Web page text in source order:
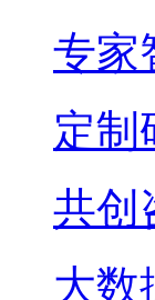
专家
定制
共创
大数